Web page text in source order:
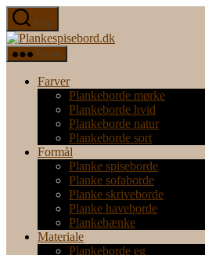
Spring
til
indholdet
Søg
Plankespisebord.dk
Menu
Farver
Plankeborde mørke
Plankeborde hvid
Plankeborde natur
Plankeborde sort
Formål
Planke spiseborde
Planke sofaborde
Planke skriveborde
Planke haveborde
Plankebænke
Materiale
Plankeborde eg